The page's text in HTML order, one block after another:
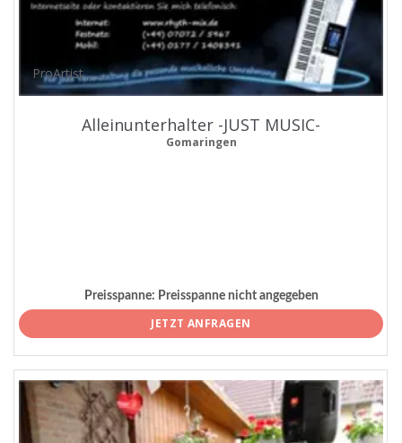
ProArtist
Alleinunterhalter -JUST MUSIC-
Gomaringen
Preisspanne: Preisspanne nicht angegeben
JETZT ANFRAGEN